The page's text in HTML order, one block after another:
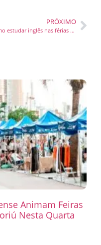
PRÓXIMO
Como estudar inglês nas férias sem perder o ritmo
Animam Feiras
Nesta Quarta